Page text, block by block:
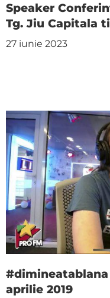
Speaker
Tg. Jiu Capitala
27 iunie 2023
#dimineatablana
aprilie 2019